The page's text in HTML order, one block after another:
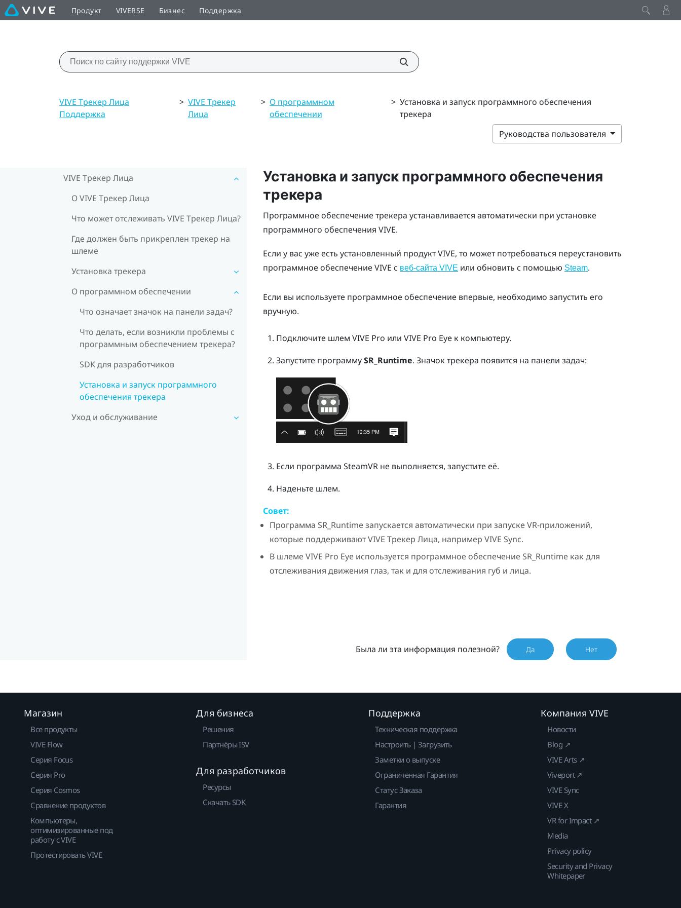
Продукт VIVERSE Бизнес Поддержка
VIVE Трекер Лица
Поддержка
> VIVE Трекер
Лица
> О программном
обеспечении
> Установка и запуск программного обеспечения
трекера
Руководства пользователя
VIVE Трекер Лица
О VIVE Трекер Лица
Что может отслеживать VIVE Трекер Лица?
Где должен быть прикреплен трекер на
шлеме
Установка трекера
О программном обеспечении
Что означает значок на панели задач?
Что делать, если возникли проблемы с
программным обеспечением трекера?
SDK для разработчиков
Установка и запуск программного
обеспечения трекера
Уход и обслуживание
Установка и запуск программного обеспечения
трекера
Программное обеспечение трекера устанавливается автоматически при установке
программного обеспечения VIVE.
Если у вас уже есть установленный продукт VIVE, то может потребоваться переустановить
программное обеспечение VIVE с веб-сайта VIVE или обновить с помощью Steam.
Если вы используете программное обеспечение впервые, необходимо запустить его
вручную.
Подключите шлем VIVE Pro или VIVE Pro Eyeк компьютеру.
Запустите программуSR_Runtime. Значок трекера появится на панели задач:
Если программа SteamVRне выполняется, запустите её.
Наденьте шлем.
Совет:
Программа SR_Runtimeзапускается автоматически при запуске VR-приложений,
которые поддерживаютVIVE Трекер Лица, например VIVE Sync.
В шлеме VIVE Pro Eyeиспользуется программное обеспечение SR_Runtimeкак для
отслеживания движения глаз, так и для отслеживания губ и лица.
Была ли эта информация полезной? Да Нет
Магазин
Все продукты
VIVE Flow
Серия Focus
Серия Pro
Серия Cosmos
Сравнение продуктов
Компьютеры,
оптимизированные под
работу с VIVE
Протестировать VIVE
Для бизнеса
Решения
Партнёры ISV
Для разработчиков
Ресурсы
Скачать SDK
Поддержка
Техническая поддержка
Настроить | Загрузить
Заметки о выпуске
Ограниченная Гарантия
Статус Заказа
Гарантия
Компания VIVE
Новости
Blog ↗
VIVE Arts ↗
Viveport ↗
VIVE Sync
VIVE X
VR for Impact ↗
Media
Privacy policy
Security and Privacy
Whitepaper